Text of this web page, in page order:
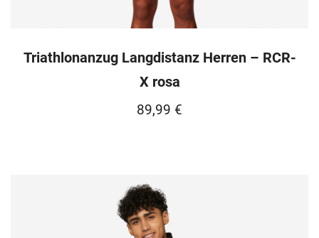
Triathlonanzug Langdistanz Herren – RCR-
X rosa
89,99 €